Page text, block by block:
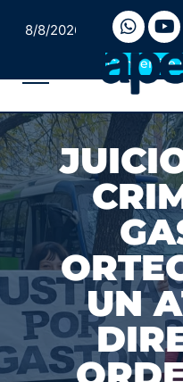
8/8/2026
Convertite
UN